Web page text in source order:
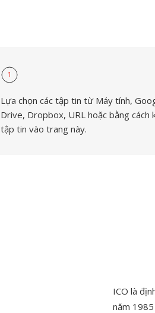
1
Lựa chọn các tập tin từ Máy tính,
Drive, Dropbox, URL hoặc bằng cách
tập tin vào trang này.
ICO là
năm